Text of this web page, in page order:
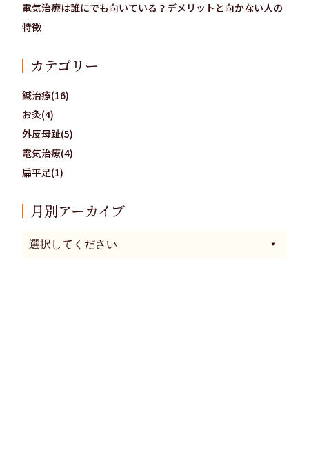
電気治療は誰にでも向いている？デメリットと向かない人の
特徴
カテゴリー
鍼治療(16)
お灸(4)
外反母趾(5)
電気治療(4)
扁平足(1)
月別アーカイブ